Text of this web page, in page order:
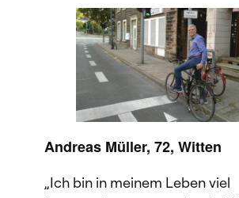
Andreas Müller, 72, Witten
„Ich bin in meinem Leben viel